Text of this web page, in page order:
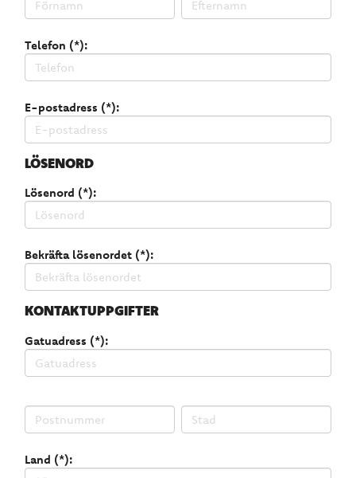
Telefon (*):
E-postadress (*):
LÖSENORD
Lösenord (*):
Bekräfta lösenordet (*):
KONTAKTUPPGIFTER
Gatuadress (*):
Land (*):